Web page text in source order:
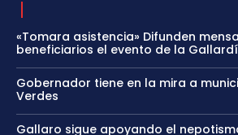
«Tomara asistencia» Difunden
beneficiarios el evento de la
Gobernador tiene en la mira a
Verdes
Gallaro sigue apoyando el